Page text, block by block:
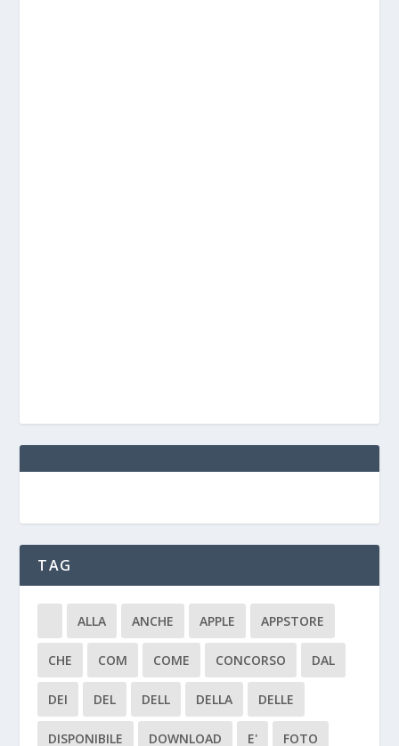
TAG
ALLA ANCHE APPLE APPSTORE
CHE COM COME CONCORSO DAL
DEI DEL DELL DELLA DELLE
DISPONIBILE DOWNLOAD E' FOTO